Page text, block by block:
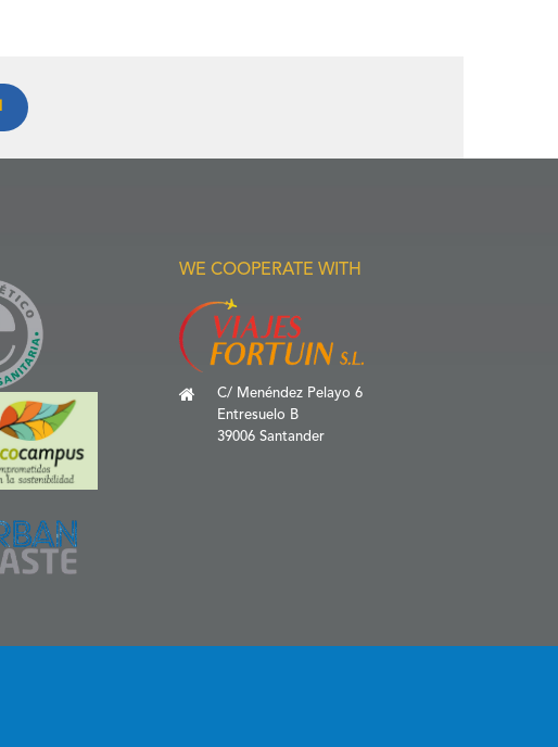
WE COOPERATE WITH
C/ Menéndez Pelayo 6
Entresuelo B
39006 Santander